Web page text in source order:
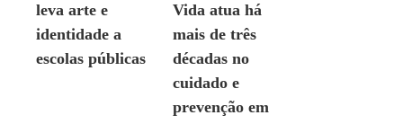
leva arte e
identidade a
escolas públicas
Vida atua há
mais de três
décadas no
cuidado e
prevenção em